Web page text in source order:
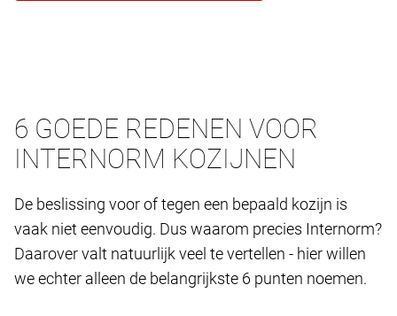
6 GOEDE REDENEN VOOR
INTERNORM KOZIJNEN
De beslissing voor of tegen een bepaald kozijn is
vaak niet eenvoudig. Dus waarom precies Internorm?
Daarover valt natuurlijk veel te vertellen - hier willen
we echter alleen de belangrijkste 6 punten noemen.